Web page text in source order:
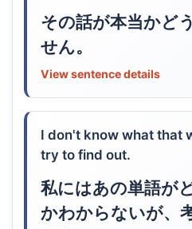
その話が本当かど
せん。
View sentence details
I don't know what that
try to find out.
私にはあの単語が
かわからないが、